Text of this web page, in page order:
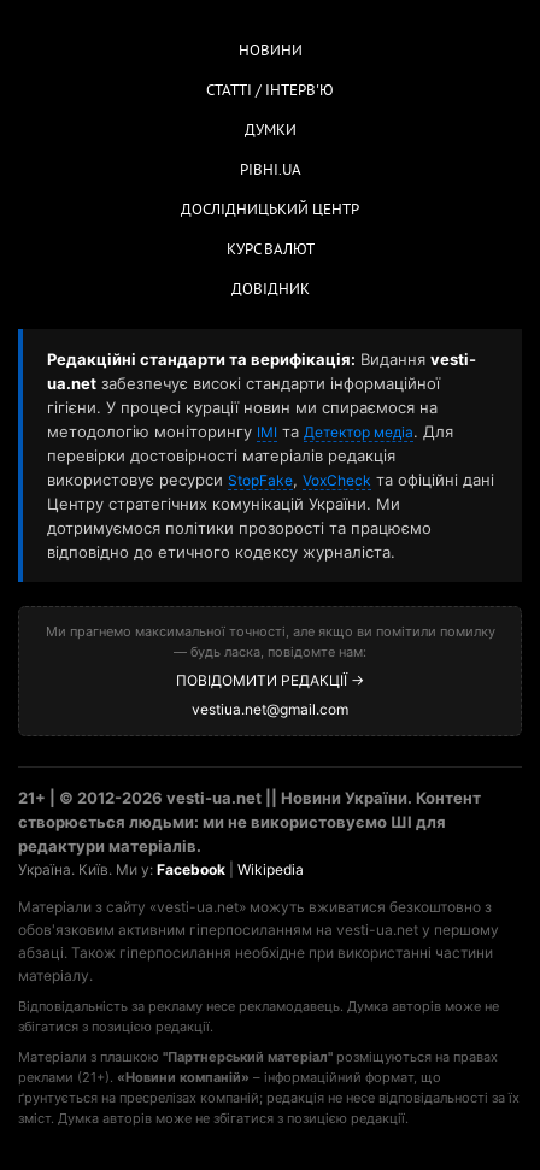
НОВИНИ
СТАТТІ / ІНТЕРВ'Ю
ДУМКИ
РІВНІ.UA
ДОСЛІДНИЦЬКИЙ ЦЕНТР
КУРС ВАЛЮТ
ДОВІДНИК
Редакційні стандарти та верифікація: Видання vesti-
ua.net забезпечує високі стандарти інформаційної
гігієни. У процесі курації новин ми спираємося на
методологію моніторингу ІМІ та Детектор медіа. Для
перевірки достовірності матеріалів редакція
використовує ресурси StopFake, VoxCheck та офіційні дані
Центру стратегічних комунікацій України. Ми
дотримуємося політики прозорості та працюємо
відповідно до етичного кодексу журналіста.
Ми прагнемо максимальної точності, але якщо ви помітили помилку
— будь ласка, повідомте нам:
ПОВІДОМИТИ РЕДАКЦІЇ →
vestiua.net@gmail.com
21+ | © 2012-2026 vesti-ua.net || Новини України. Контент
створюється людьми: ми не використовуємо ШІ для
редактури матеріалів.
Україна. Київ. Ми у: Facebook Wikipedia
Матеріали з сайту «vesti-ua.net» можуть вживатися безкоштовно з
обов'язковим активним гіперпосиланням на vesti-ua.net у першому
абзаці. Також гіперпосилання необхідне при використанні частини
матеріалу.
Відповідальність за рекламу несе рекламодавець. Думка авторів може не
збігатися з позицією редакції.
Матеріали з плашкою "Партнерський матеріал" розміщуються на правах
реклами (21+). «Новини компаній» – інформаційний формат, що
ґрунтується на пресрелізах компаній; редакція не несе відповідальності за їх
зміст. Думка авторів може не збігатися з позицією редакції.